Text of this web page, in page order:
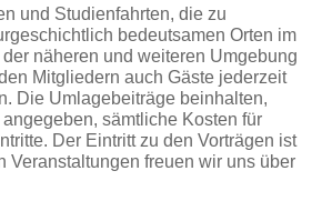
und Studienfahrten, die zu
bedeutsamen Orten im
näheren und weiteren Umgebung
Mitgliedern auch Gäste jederzeit
Die Umlagebeiträge beinhalten,
sämtliche Kosten für
Der Eintritt zu den Vorträgen ist
Veranstaltungen freuen wir uns über